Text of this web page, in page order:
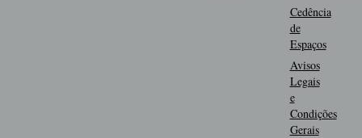
Cedência
de
Espaços
Avisos
Legais
e
Condições
Gerais